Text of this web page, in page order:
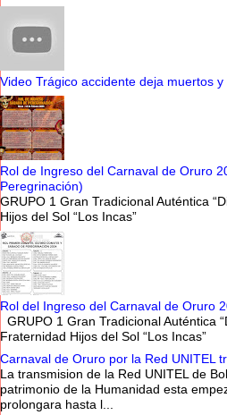
Video Trágico accidente deja muertos
Rol de Ingreso del Carnaval de Oruro
Peregrinación)
GRUPO 1 Gran Tradicional Auténtica
Hijos del Sol “Los
Rol del Ingreso del Carnaval de Oruro
GRUPO 1 Gran Tradicional
Fraternidad Hijos del Sol
Carnaval de Oruro por la Red UNITEL
La transmision de la Red UNITEL de
patrimonio de la Humanidad esta
prolongara hasta l...